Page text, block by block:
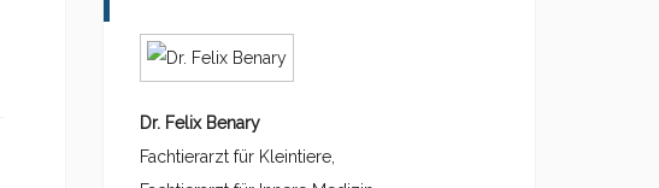
Dr. Felix Benary
Fachtierarzt für Kleintiere,